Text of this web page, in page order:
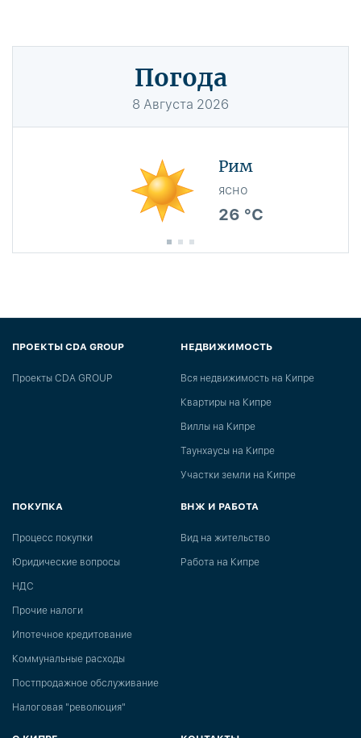
Погода
8 Августа 2026
Рим
ясно
26 °C
ПРОЕКТЫ CDA GROUP
Проекты CDA GROUP
НЕДВИЖИМОСТЬ
Вся недвижимость на Кипре
Квартиры на Кипре
Виллы на Кипре
Таунхаусы на Кипре
Участки земли на Кипре
ПОКУПКА
Процесс покупки
Юридические вопросы
НДС
Прочие налоги
Ипотечное кредитование
Коммунальные расходы
Постпродажное обслуживание
Налоговая "революция"
ВНЖ И РАБОТА
Вид на жительство
Работа на Кипре